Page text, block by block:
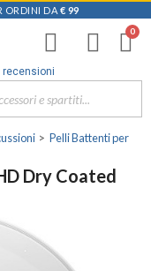
ORDINI DA € 99
recensioni
Pelli Battenti per
Dry Coated